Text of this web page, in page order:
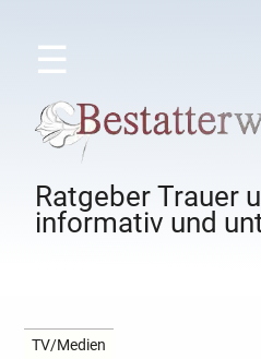
☰
Ratgeber Trauer
informativ und
TV/Medien